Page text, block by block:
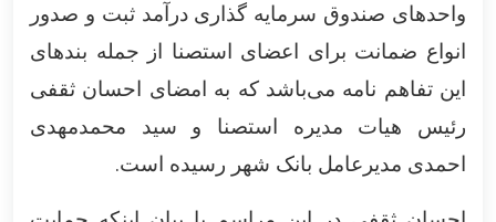
واحد‌های صندوق سرمایه گذاری درآمد ثبت و صدور
انواع ضمانت برای اعضای استصنا از جمله بند‌های
این تفاهم نامه می‌باشد که به امضای احسان ثقفی
رئیس هیات مدیره استصنا و سید محمدمهدی
احمدی مدیرعامل بانک شهر رسیده است.